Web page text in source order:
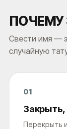
ПОЧЕМУ
Свести имя —
случайную
01
Закрыть,
Перекрыть